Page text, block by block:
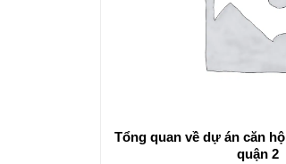
Tổng quan về dự án căn
quận 2